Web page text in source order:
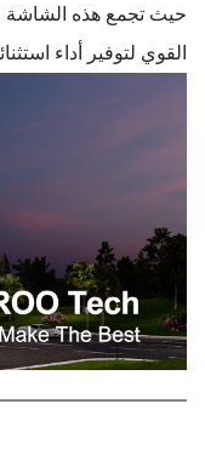
حيث تجمع هذه الشاشة
القوي لتوفير أداء